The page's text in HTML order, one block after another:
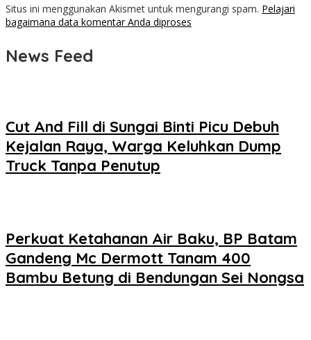
Situs ini menggunakan Akismet untuk mengurangi spam. Pelajari
bagaimana data komentar Anda diproses
News Feed
Cut And Fill di Sungai Binti Picu Debuh
Kejalan Raya, Warga Keluhkan Dump
Truck Tanpa Penutup
Perkuat Ketahanan Air Baku, BP Batam
Gandeng Mc Dermott Tanam 400
Bambu Betung di Bendungan Sei Nongsa